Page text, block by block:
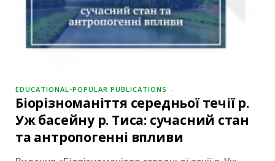
EDUCATIONAL-POPULAR PUBLICATIONS
Біорізноманіття середньої течії р.
Уж басейну р. Тиса: сучасний стан
та антропогенні впливи